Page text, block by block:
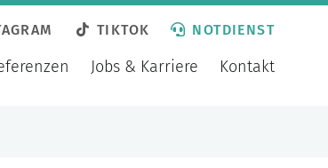
TIKTOK NOTDIENST
Jobs & Karriere Kontakt